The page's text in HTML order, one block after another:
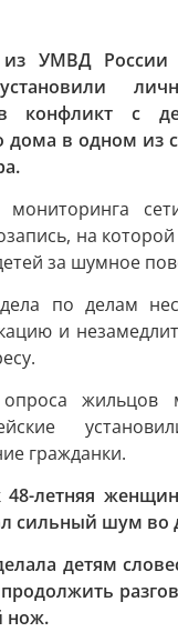
УМВД России
конфликт с
дома в одном из
на
за шумное
по делам
и
жильцов
гражданки.
48-летняя
сильный шум во
детям
нож.